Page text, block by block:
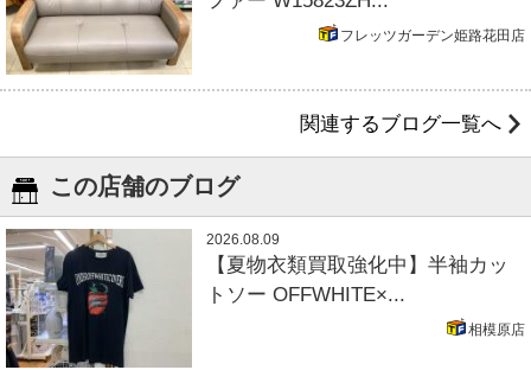
フレッツガーデン姫路花田店
関連するブログ一覧へ
この店舗のブログ
2026.08.09
【夏物衣類買取強化中】半袖カッ
トソー OFFWHITE×...
相模原店